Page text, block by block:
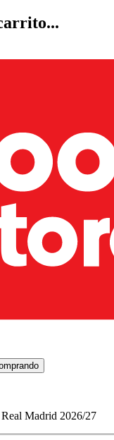
Madrid 2026/27